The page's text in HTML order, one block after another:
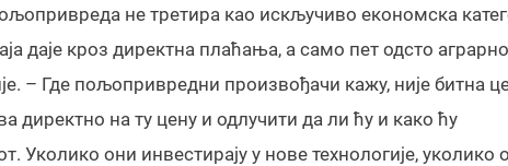
не третира као искључиво економска
даје кроз директна плаћања, а само пет одсто
– Где пољопривредни произвођачи кажу, није битна
директно на ту цену и одлучити да ли ћу и како ћу
Уколико они инвестирају у нове технологије, уколико